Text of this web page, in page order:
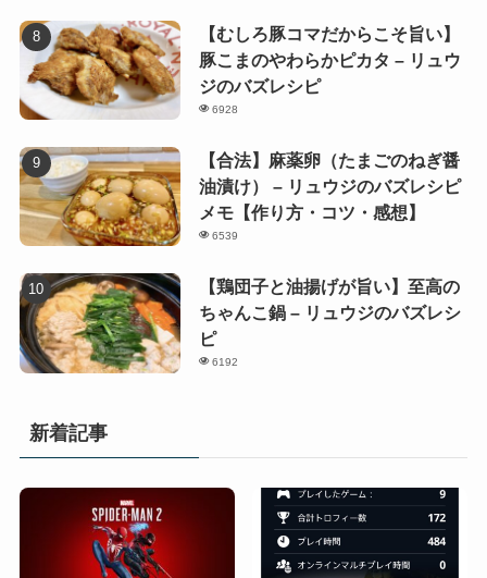
【むしろ豚コマだからこそ旨い】
豚こまのやわらかピカタ – リュウ
ジのバズレシピ
6928
【合法】麻薬卵（たまごのねぎ醤
油漬け） – リュウジのバズレシピ
メモ【作り方・コツ・感想】
6539
【鶏団子と油揚げが旨い】至高の
ちゃんこ鍋 – リュウジのバズレシ
ピ
6192
新着記事